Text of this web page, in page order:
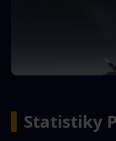
Statistiky